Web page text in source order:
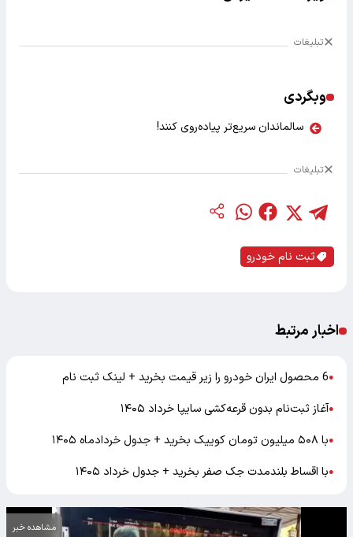
تبلیغات
وبگردی
سالماندان سریع‌تر پیاده‌روی کنند!
تبلیغات
ثبت نام خودرو
اخبار مرتبط
●6 محصول ایران خودرو را زیر قیمت بخرید + لینک ثبت نام
●آغاز ثبت‌نام بدون قرعه‌کشی سایپا خرداد ۱۴۰۵
●با ۵۰۸ میلیون تومان کوییک بخرید + جدول خردادماه ۱۴۰۵
●با اقساط بلندمدت جک صفر بخرید + جدول خرداد ۱۴۰۵
مشاهده خبر